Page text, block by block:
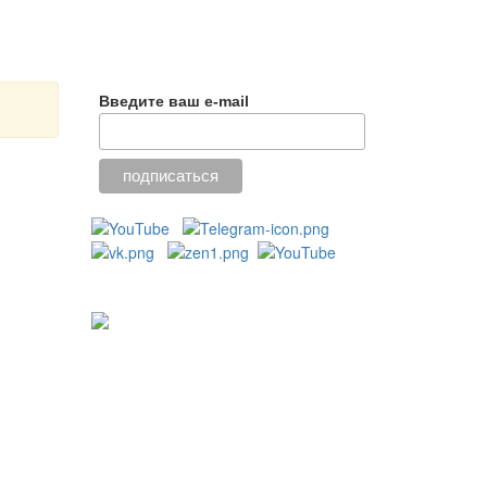
Введите ваш e-mail